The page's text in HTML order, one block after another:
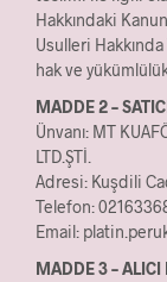
Hakkındaki
Usulleri
hak ve
MADDE 2 –
Ünvanı: MT
LTD.ŞTİ.
Adresi: Kuşdili
Telefon:
Email:
MADDE 3 – ALICI